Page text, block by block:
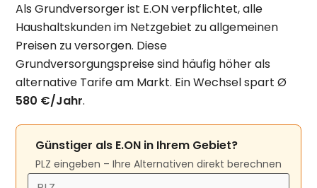
Als Grundversorger ist E.ON verpflichtet, alle
Haushaltskunden im Netzgebiet zu allgemeinen
Preisen zu versorgen. Diese
Grundversorgungspreise sind häufig höher als
alternative Tarife am Markt. Ein Wechsel spart Ø
580 €/Jahr.
Günstiger als E.ON in Ihrem Gebiet?
PLZ eingeben – Ihre Alternativen direkt berechnen